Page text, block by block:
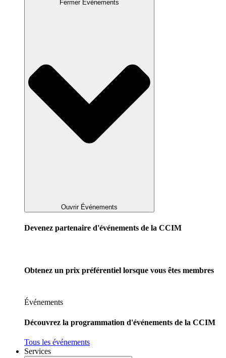
Fermer Événements
Ouvrir Événements
Devenez partenaire d'événements de la CCIM
Obtenez un prix préférentiel lorsque vous êtes membres
Événements
Découvrez la programmation d'événements de la CCIM
Tous les événements
Services